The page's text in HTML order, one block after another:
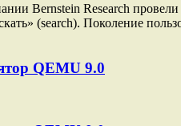
Bernstein Research провели
(search). Поколение
QEMU 9.0